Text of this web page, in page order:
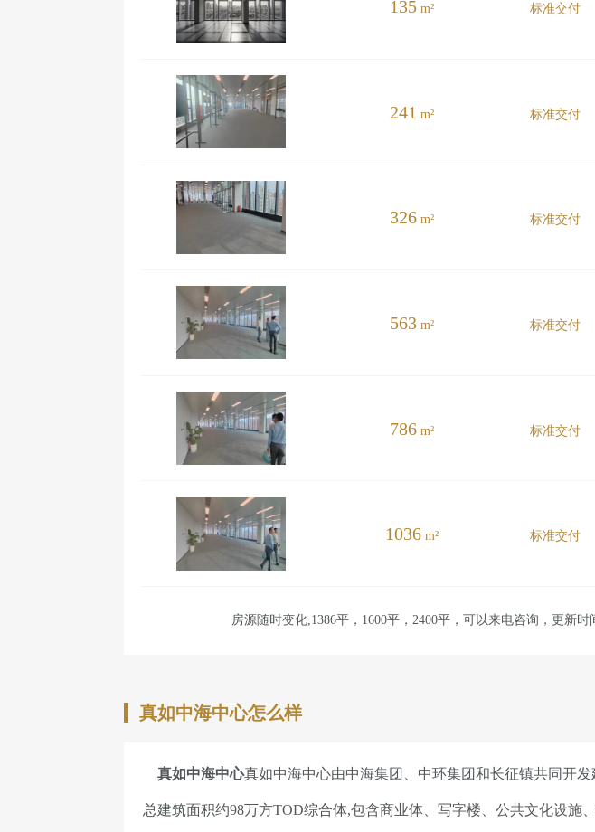
135m² 标准交付
241 m² 标准交付
326m² 标准交付
563m² 标准交付
786m² 标准交付
1036m² 标准交付
房源随时变化,1386平，1600平，2400平，可以来电咨询，更新时
真如中海中心怎么样
真如中海中心真如中海中心由中海集团、中环集团和长征镇共同开
总建筑面积约98万方TOD综合体,包含商业体、写字楼、公共文化设